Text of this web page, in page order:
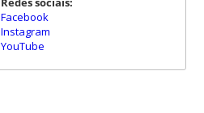
Facebook
Instagram
YouTube